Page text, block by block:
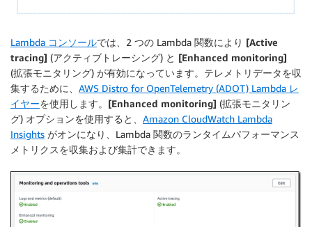
Lambda コンソールでは、2 つの Lambda 関数により [Active
tracing] (アクティブトレーシング) と [Enhanced monitoring]
(拡張モニタリング) が有効になっています。テレメトリデータを収
集するために、 AWS Distro for OpenTelemetry (ADOT) Lambda レ
イヤーを使用します。 [Enhanced monitoring] (拡張モニタリン
グ) オプションを使用すると、 Amazon CloudWatch Lambda
Insights がオンになり、Lambda 関数のランタイムパフォーマンス
メトリクスを収集および集計できます。